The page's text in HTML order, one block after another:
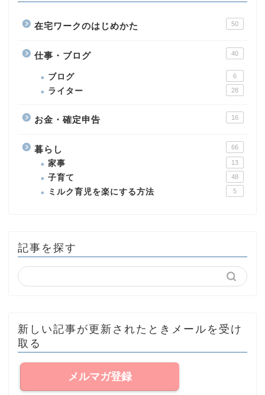
在宅ワークのはじめかた 50
仕事・ブログ 40
ブログ 6
ライター 28
お金・確定申告 16
暮らし 66
家事 13
子育て 48
ミルク育児を楽にする方法 5
記事を探す
新しい記事が更新されたときメールを受け
取る
メルマガ登録